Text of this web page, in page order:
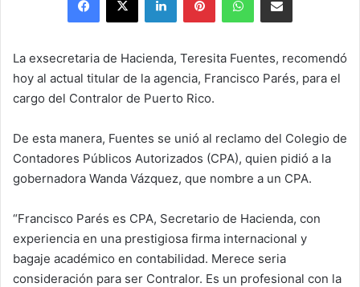
La exsecretaria de Hacienda, Teresita Fuentes, recomendó
hoy al actual titular de la agencia, Francisco Parés, para el
cargo del Contralor de Puerto Rico.
De esta manera, Fuentes se unió al reclamo del Colegio de
Contadores Públicos Autorizados (CPA), quien pidió a la
gobernadora Wanda Vázquez, que nombre a un CPA.
“Francisco Parés es CPA, Secretario de Hacienda, con
experiencia en una prestigiosa firma internacional y
bagaje académico en contabilidad. Merece seria
consideración para ser Contralor. Es un profesional con la